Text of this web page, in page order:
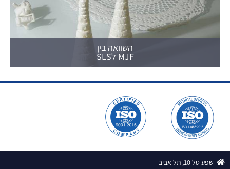
השוואה בין
MJF לSLS
שפע טל 10, תל אביב